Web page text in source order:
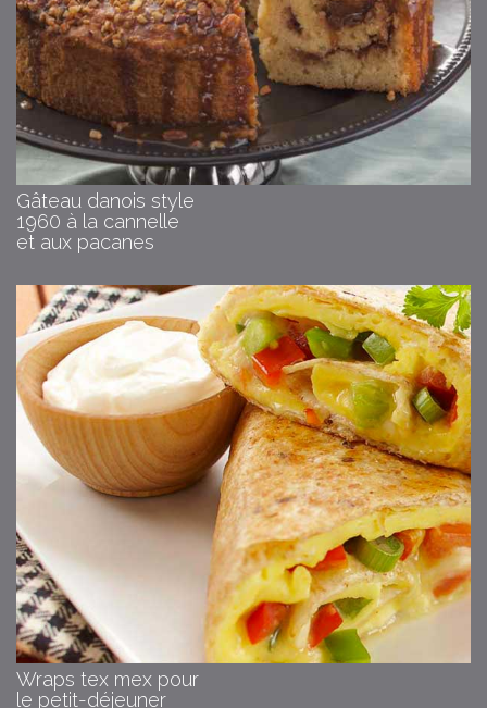
Gâteau danois style
1960 à la cannelle
et aux pacanes
Wraps tex mex pour
le petit-déjeuner